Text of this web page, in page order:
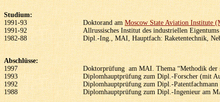
Studium:
1991-93
Doktorand amMoscow State Aviation Institute
1991-92
Allrussisches Institut des industriellen
1982-88
Dipl.-Ing., MAI, Hauptfach: Raketentechnik,
Abschlüsse:
1997
Doktorprüfung am MAI. Thema “Methodik der
1993
Diplomhauptprüfung zum Dipl.-Forscher (mit
1992
Diplomhauptprüfung zum Dipl.-
1988
Diplomhauptprüfung zum Dipl.-Ingenieur am